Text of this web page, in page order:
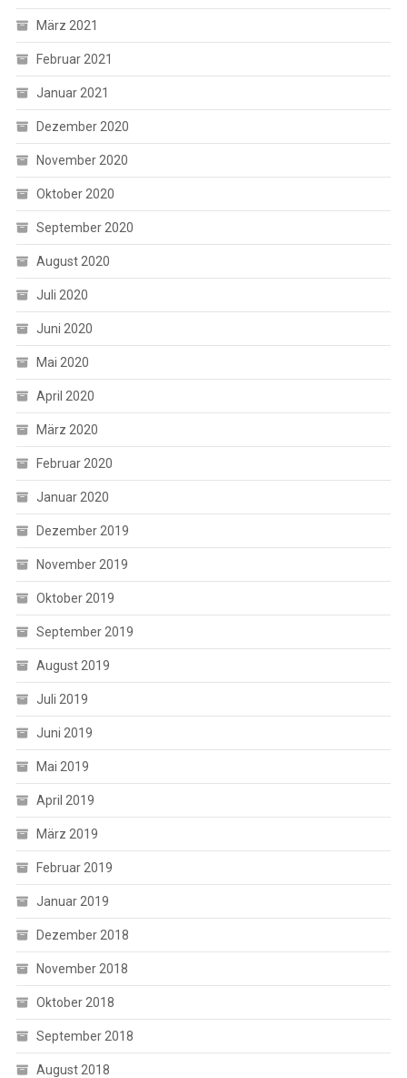
März 2021
Februar 2021
Januar 2021
Dezember 2020
November 2020
Oktober 2020
September 2020
August 2020
Juli 2020
Juni 2020
Mai 2020
April 2020
März 2020
Februar 2020
Januar 2020
Dezember 2019
November 2019
Oktober 2019
September 2019
August 2019
Juli 2019
Juni 2019
Mai 2019
April 2019
März 2019
Februar 2019
Januar 2019
Dezember 2018
November 2018
Oktober 2018
September 2018
August 2018